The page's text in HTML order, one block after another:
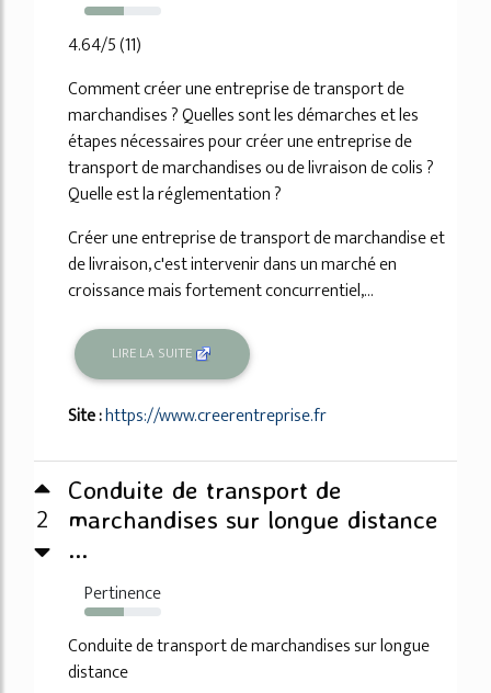
52%
4.64/5 (11)
Comment créer une entreprise de transport de
marchandises ? Quelles sont les démarches et les
étapes nécessaires pour créer une entreprise de
transport de marchandises ou de livraison de colis ?
Quelle est la réglementation ?
Créer une entreprise de transport de marchandise et
de livraison, c'est intervenir dans un marché en
croissance mais fortement concurrentiel,...
LIRE LA SUITE
Site :https://www.creerentreprise.fr
2
Conduite de transport de
marchandises sur longue distance
...
Pertinence
51%
Conduite de transport de marchandises sur longue
distance